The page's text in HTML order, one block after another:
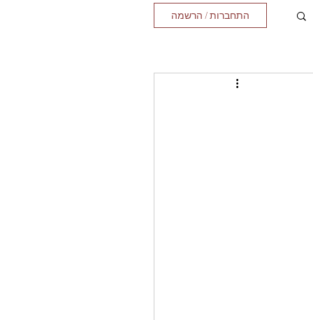
התחברות / הרשמה